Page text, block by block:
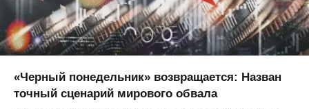
«Черный понедельник» возвращается: Назван
точный сценарий мирового обвала